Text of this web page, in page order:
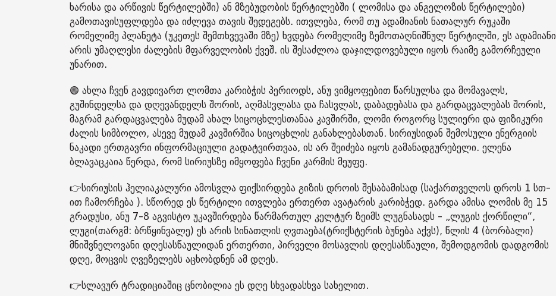
ხარისა და არწივის წერტილებში) ან მზებუდობის წერტილებში ( ლომისა და ანგელოზის წერტილები)
გამოთავისუფლდება და იძლევა თავის შედეგებს. ითვლება, რომ თუ ადამიანის ნათალურ რუკაში
რომელიმე პლანეტა (უკეთეს შემთხვევაში მზე) ხვდება რომელიმე ზემოთაღნიშნულ წერტილში, ეს ადამიანი
არის უმაღლესი ძალების მფარველობის ქვეშ. ის შესაძლოა დაჯილდოვებული იყოს რაიმე გამორჩეული
უნარით.
🟣 ახლა ჩვენ გავდივართ ლომთა კარიბჭის პერიოდს, ანუ ვიმყოფებით წარსულსა და მომავალს,
გუშინდელსა და დღევანდელს შორის, აღმასვლასა და ჩასვლას, დაბადებასა და გარდაცვალებას შორის,
მაგრამ გარდაცვალება მუდამ ახალ სიცოცხლესთანაა კავშირში, ლომი როგორც სულიერი და ფიზიკური
ძალის სიმბოლო, ასევე მუდამ კავშირშია სიცოცხლის განახლებასთან. სირიუსიდან შემოსული ენერგიის
ნაკადი ერთგავრი ინფორმაციული გადატვირთვაა, ის არ შეიძება იყოს გამანადგურებელი. ელენა
ბლავაცკაია წერდა, რომ სირიუსზე იმყოფება ჩვენი კარმის მეუფე.
👉სირიუსის ჰელიაკალური ამოსვლა ფიქსირდება გიზის დროის შესაბამისად (საქართველოს დროს 1 სთ-
ით ჩამორჩება ). სწორედ ეს წერტილი ითვლება ერთერთ ავატარის კარიბჭედ. გარდა ამისა ლომის მე 15
გრადუსი, ანუ 7-8 აგვისტო უკავშირდება წარმართულ კელტურ ზეიმს ლუგნასადს - „ლუგის ქორწილი“,
ლუგი(თარგმ: ბრწყინვალე) ეს არის სინათლის ღვთაება(ტრიქსტერის ბუნება აქვს), წლის 4 (ბორბალი)
მნიშვნელოვანი დღესასწაულიდან ერთერთი, პირველი მოსავლის დღესასწაული, შემოდგომის დადგომის
დღე, მოცვის ღვეზელებს აცხობდნენ ამ დღეს.
👉სლავურ ტრადიციაშიც ცნობილია ეს დღე სხვადასხვა სახელით.